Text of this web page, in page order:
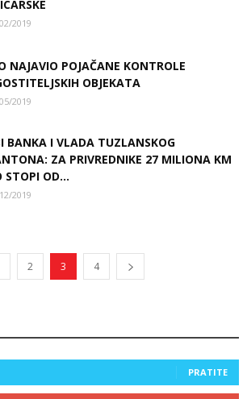
2019
NAJAVIO POJAČANE KONTROLE
OBJEKATA
2019
BANKA I VLADA TUZLANSKOG
ZA PRIVREDNIKE 27 MILIONA KM
STOPI OD...
2019
2 3 4
PRATITE